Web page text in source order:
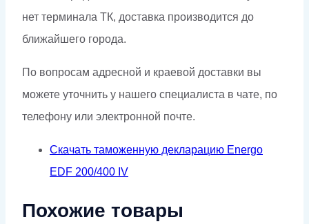
нет терминала ТК, доставка производится до
ближайшего города.
По вопросам адресной и краевой доставки вы
можете уточнить у нашего специалиста в чате, по
телефону или электронной почте.
Скачать таможенную декларацию Energo
EDF 200/400 IV
Похожие товары